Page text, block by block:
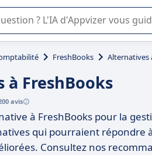
vous guide dans l'utilisation
FreshBooks Alternatives
FreshBooks
avis
à FreshBooks pour la
qui pourraient répondre
Consultez nos